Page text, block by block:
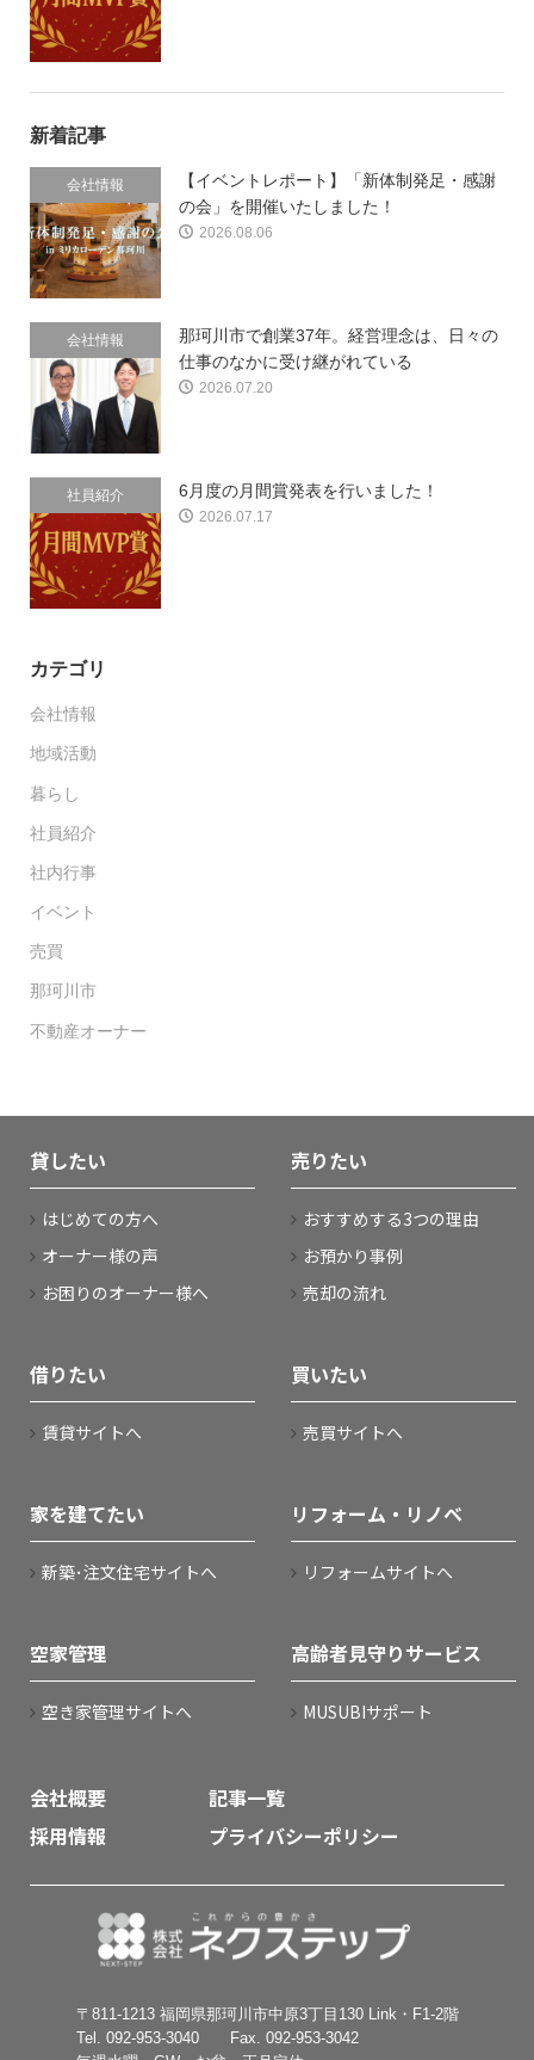
新着記事
会社情報
【イベントレポート】「新体制発足・感謝
の会」を開催いたしました！
2026.08.06
会社情報
那珂川市で創業37年。経営理念は、日々の
仕事のなかに受け継がれている
2026.07.20
社員紹介 6月度の月間賞発表を行いました！
2026.07.17
カテゴリ
会社情報
地域活動
暮らし
社員紹介
社内行事
イベント
売買
那珂川市
不動産オーナー
貸したい
はじめての方へ
オーナー様の声
お困りのオーナー様へ
売りたい
おすすめする3つの理由
お預かり事例
売却の流れ
借りたい
賃貸サイトへ
買いたい
売買サイトへ
家を建てたい
新築･注文住宅サイトへ
リフォーム・リノベ
リフォームサイトへ
空家管理
空き家管理サイトへ
高齢者見守りサービス
MUSUBIサポート
会社概要
記事一覧
採用情報
プライバシーポリシー
〒811-1213 福岡県那珂川市中原3丁目130 Link・F1-2階
Tel. 092-953-3040 Fax. 092-953-3042